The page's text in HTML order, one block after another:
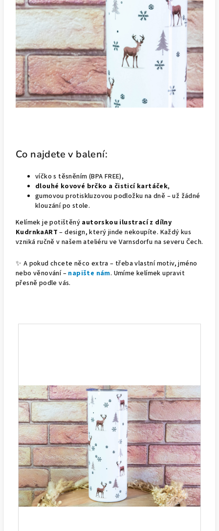
Co najdete v balení:
víčko s těsněním (BPA FREE),
dlouhé kovové brčko a čisticí kartáček,
gumovou protiskluzovou podložku na dně – už žádné
klouzání po stole.
Kelímek je potištěný autorskou ilustrací z dílny
KudrnkaART – design, který jinde nekoupíte. Každý kus
vzniká ručně v našem ateliéru ve Varnsdorfu na severu Čech.
✨ A pokud chcete něco extra – třeba vlastní motiv, jméno
nebo věnování – napište nám. Umíme kelímek upravit
přesně podle vás.